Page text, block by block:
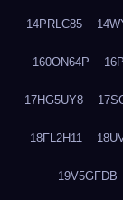
14PRLC85
160ON64P
17HG5UY8
18FL2H11
19V5GFDB